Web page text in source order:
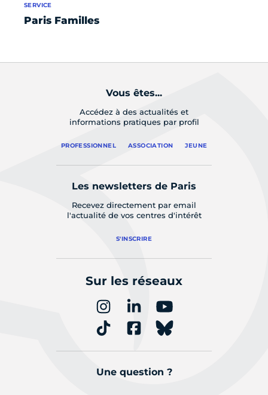
Paris Familles
SERVICE
Vous êtes...
Accédez à des actualités et
informations pratiques par profil
PROFESSIONNEL ASSOCIATION JEUNE
Les newsletters de Paris
Recevez directement par email
l'actualité de vos centres d'intérêt
S'INSCRIRE
Sur les réseaux
Une question ?